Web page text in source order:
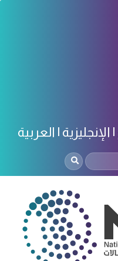
الإنجليزية العربية